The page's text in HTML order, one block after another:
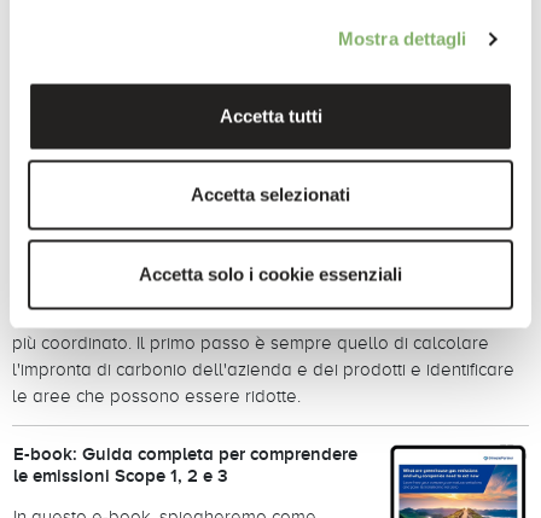
Mostra dettagli
Accetta tutti
Accetta selezionati
Accetta solo i cookie essenziali
nell'ambito dello stesso scope. Gli scope 1, 2 e 3 sono utilizzati
gli individui o i prodotti.
Come ridurre la carbon footprint
La riduzione dell'impronta di carbonio personale può assumere
volare di meno, utilizzare i trasporti pubblici o un'auto elettrica e
mangiare meno carne e latticini.
Per ridurre le emissioni di un'azienda è necessario uno sforzo
più coordinato. Il primo passo è sempre quello di calcolare
l'impronta di carbonio dell'azienda e dei prodotti e identificare
le aree che possono essere ridotte.
E-book: Guida completa per comprendere
le emissioni Scope 1, 2 e 3